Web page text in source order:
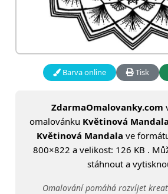
Barva online Tisk
ZdarmaOmalovanky.com
omalovánku Květinová
Květinová Mandala ve
800×822 a velikost: 126 KB .
stáhnout a
Omalování pomáhá rozvíjet